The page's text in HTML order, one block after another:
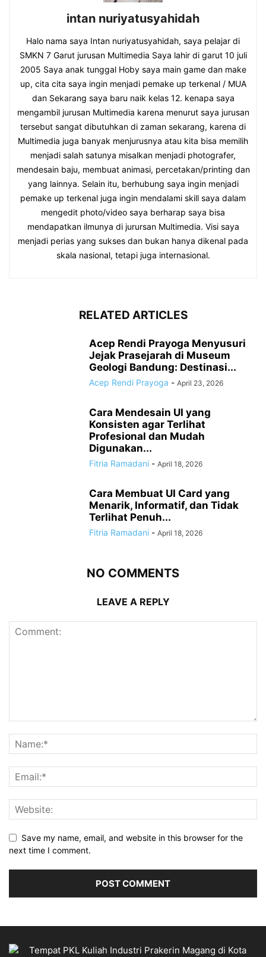
intan nuriyatusyahidah
Halo nama saya Intan nuriyatusyahidah, saya pelajar di
SMKN 7 Garut jurusan Multimedia Saya lahir di garut 10 juli
2005 Saya anak tunggal Hoby saya main game dan make
up, cita cita saya ingin menjadi pemake up terkenal / MUA
dan Sekarang saya baru naik kelas 12. kenapa saya
mengambil jurusan Multimedia karena menurut saya jurusan
tersebut sangat dibutuhkan di zaman sekarang, karena di
Multimedia juga banyak menjurusnya atau kita bisa memilih
menjadi salah satunya misalkan menjadi photografer,
mendesain baju, membuat animasi, percetakan/printing dan
yang lainnya. Selain itu, berhubung saya ingin menjadi
pemake up terkenal juga ingin mendalami skill saya dalam
mengedit photo/video saya berharap saya bisa
mendapatkan ilmunya di jurursan Multimedia. Visi saya
menjadi perias yang sukses dan bukan hanya dikenal pada
skala nasional, tetapi juga internasional.
RELATED ARTICLES
Acep Rendi Prayoga Menyusuri
Jejak Prasejarah di Museum
Geologi Bandung: Destinasi...
Acep Rendi Prayoga - April 23, 2026
Cara Mendesain UI yang
Konsisten agar Terlihat
Profesional dan Mudah
Digunakan...
Fitria Ramadani - April 18, 2026
Cara Membuat UI Card yang
Menarik, Informatif, dan Tidak
Terlihat Penuh...
Fitria Ramadani - April 18, 2026
NO COMMENTS
LEAVE A REPLY
Save my name, email, and website in this browser for the
next time I comment.